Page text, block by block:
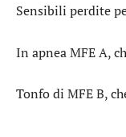
Sensibili perdite
In apneaMFE A,
Tonfo di MFE B,